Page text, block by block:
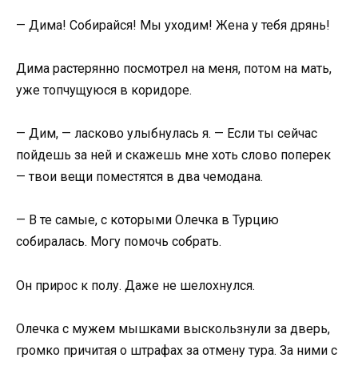
— Дима! Собирайся! Мы уходим! Жена у тебя дрянь!
Дима растерянно посмотрел на меня, потом на мать,
уже топчущуюся в коридоре.
— Дим, — ласково улыбнулась я. — Если ты сейчас
пойдешь за ней и скажешь мне хоть слово поперек
— твои вещи поместятся в два чемодана.
— В те самые, с которыми Олечка в Турцию
собиралась. Могу помочь собрать.
Он прирос к полу. Даже не шелохнулся.
Олечка с мужем мышками выскользнули за дверь,
громко причитая о штрафах за отмену тура. За ними с